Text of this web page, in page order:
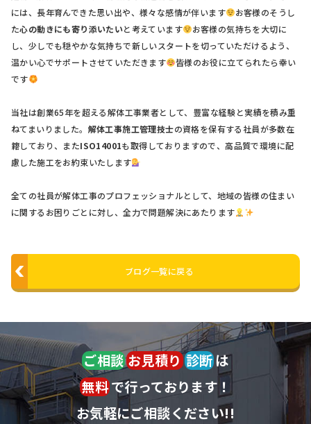
には、長年育んできた思い出や、様々な感情が伴います
お客様のそうし
た心の動きにも寄り添いたいと考えています
お客様の気持ちを大切に
し、少しでも穏やかな気持ちで新しいスタートを切っていただけるよう、
温かい心でサポートさせていただきます
皆様のお役に立てられたら幸い
です
当社は創業65年を超える解体工事業者として、豊富な経験と実績を積み重
ねてまいりました。 解体工事施工管理技士の資格を保有する社員が多数在
籍しており、またISO14001も取得しておりますので、高品質で環境に配
慮した施工をお約束いたします
全ての社員が解体工事のプロフェッショナルとして、地域の皆様の住まい
に関するお困りごとに対し、全力で問題解決にあたります
ブログ一覧に戻る
ご相談 お見積り 診断は
無料で行っております！
お気軽にご相談ください!!